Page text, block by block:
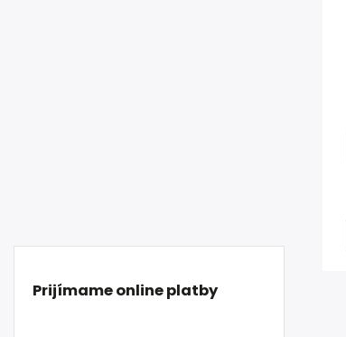
Prijímame online platby